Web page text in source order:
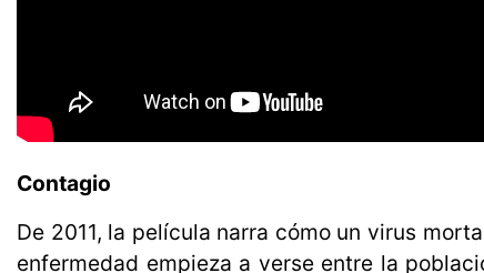
Contagio
De 2011, la película narra cómo un virus
enfermedad empieza a verse entre la